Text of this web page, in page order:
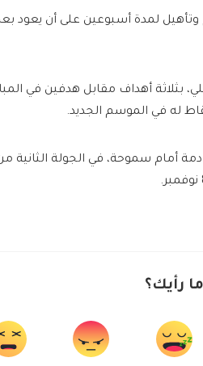
وتأهيل لمدة أسبوعين على أن يعود
بثلاثة أهداف مقابل هدفين في
أمام سموحة، في الجولة الثانية
ما رأيك؟